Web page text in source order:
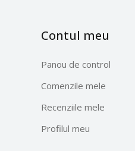
Contul meu
Panou de control
Comenzile mele
Recenziile mele
Profilul meu